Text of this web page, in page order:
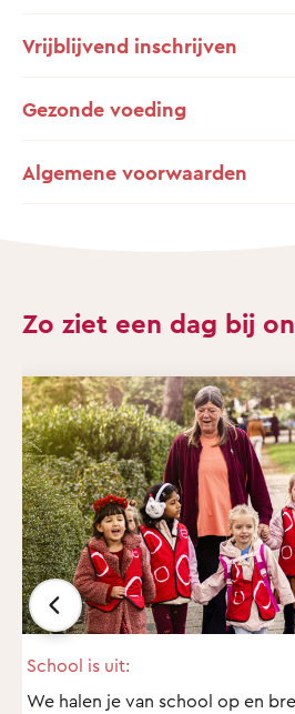
Vrijblijvend inschrijven
Gezonde voeding
Algemene voorwaarden
Zo ziet een dag bij
School is uit:
We halen je van school op en